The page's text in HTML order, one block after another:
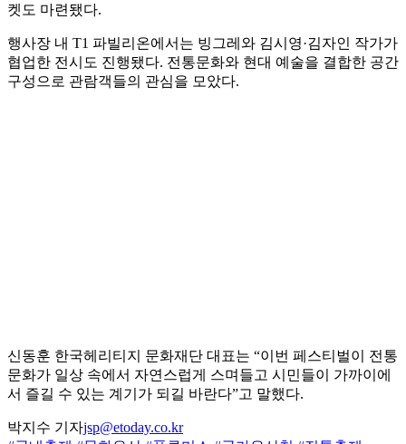
켓도 마련됐다.
행사장 내 T1 파빌리온에서는 빙그레와 김시영·김자인 작가가
협업한 전시도 진행됐다. 전통문화와 현대 예술을 결합한 공간
구성으로 관람객들의 관심을 모았다.
신동훈 한국헤리티지 문화재단 대표는 “이번 페스티벌이 전통
문화가 일상 속에서 자연스럽게 스며들고 시민들이 가까이에
서 즐길 수 있는 계기가 되길 바란다”고 말했다.
박지수 기자jsp@etoday.co.kr